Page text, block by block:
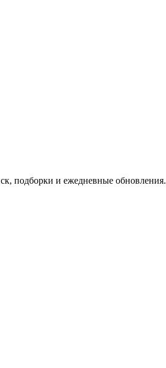
подборки и ежедневные обновления.